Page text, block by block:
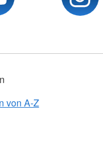
von A-Z